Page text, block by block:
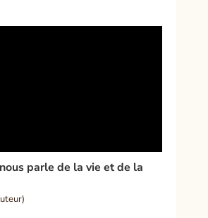
parle de la vie et de la